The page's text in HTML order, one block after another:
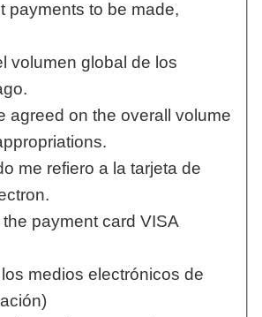
payments to be made,
volumen global de los
agreed on the overall volume
me refiero a la tarjeta de
payment card VISA
medios electrónicos de